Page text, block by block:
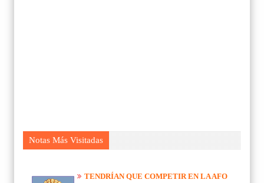
Notas Más Visitadas
TENDRÍAN QUE COMPETIR EN LA AFO